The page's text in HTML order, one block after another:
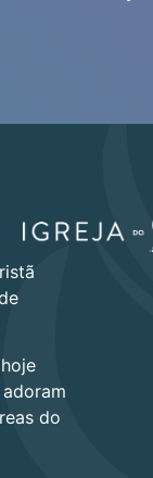
do